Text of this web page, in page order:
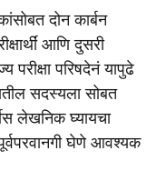
दोन कार्बन
आणि दुसरी
परीक्षा परिषदेनं यापुढे
सदस्यला सोबत
लेखनिक घ्यायचा
घेणे आवश्यक